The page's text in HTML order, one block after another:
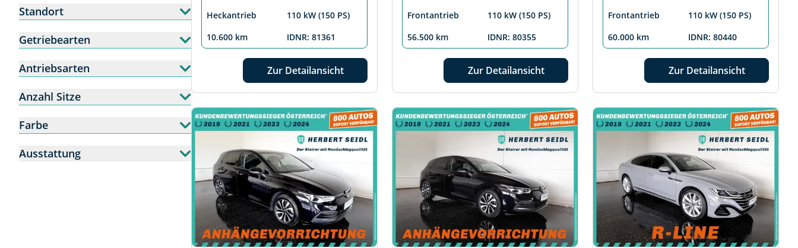
Standort
Getriebearten
Antriebsarten
Anzahl Sitze
Farbe
Ausstattung
Heckantrieb
110 kW (150 PS)
10.600 km
IDNR: 81361
Zur Detailansicht
Frontantrieb
110 kW (150 PS)
56.500 km
IDNR: 80355
Zur Detailansicht
Frontantrieb
110 kW (150 PS)
60.000 km
IDNR: 80440
Zur Detailansicht